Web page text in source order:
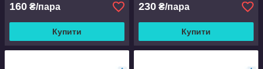
160 ₴/пара
Купити
230 ₴/пара
Купити